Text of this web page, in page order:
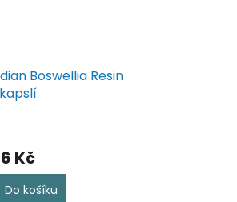
Boswellia Resin
Kč
Do košíku